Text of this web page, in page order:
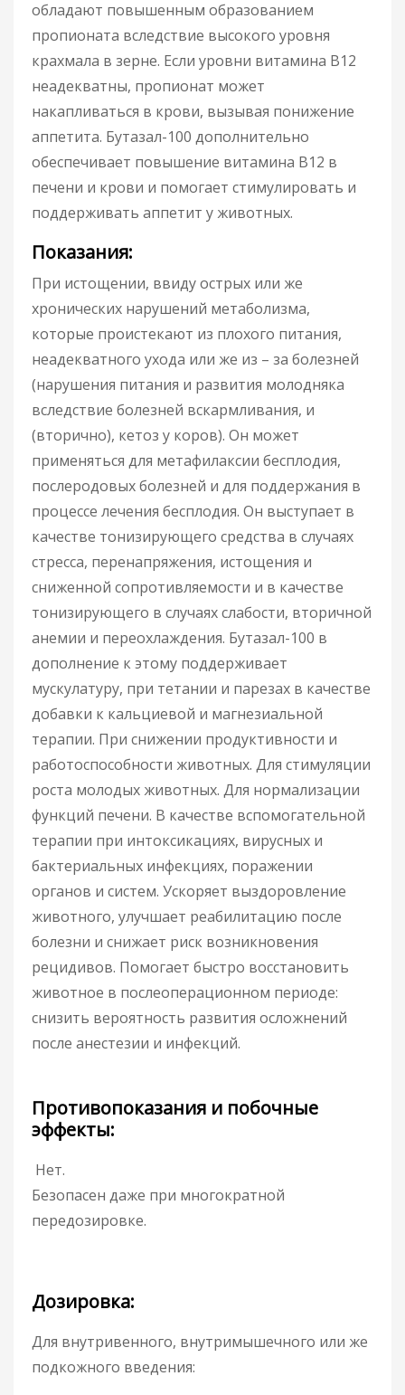
обладают повышенным образованием
пропионата вследствие высокого уровня
крахмала в зерне. Если уровни витамина B12
неадекватны, пропионат может
накапливаться в крови, вызывая понижение
аппетита. Бутазал-100 дополнительно
обеспечивает повышение витамина B12 в
печени и крови и помогает стимулировать и
поддерживать аппетит у животных.
Показания:
При истощении, ввиду острых или же
хронических нарушений метаболизма,
которые проистекают из плохого питания,
неадекватного ухода или же из – за болезней
(нарушения питания и развития молодняка
вследствие болезней вскармливания, и
(вторично), кетоз у коров). Он может
применяться для метафилаксии бесплодия,
послеродовых болезней и для поддержания в
процессе лечения бесплодия. Он выступает в
качестве тонизирующего средства в случаях
стресса, перенапряжения, истощения и
сниженной сопротивляемости и в качестве
тонизирующего в случаях слабости, вторичной
анемии и переохлаждения. Бутазал-100 в
дополнение к этому поддерживает
мускулатуру, при тетании и парезах в качестве
добавки к кальциевой и магнезиальной
терапии. При снижении продуктивности и
работоспособности животных. Для стимуляции
роста молодых животных. Для нормализации
функций печени. В качестве вспомогательной
терапии при интоксикациях, вирусных и
бактериальных инфекциях, поражении
органов и систем. Ускоряет выздоровление
животного, улучшает реабилитацию после
болезни и снижает риск возникновения
рецидивов. Помогает быстро восстановить
животное в послеоперационном периоде:
снизить вероятность развития осложнений
после анестезии и инфекций.
Противопоказания и побочные
эффекты:
Нет.
Безопасен даже при многократной
передозировке.
Дозировка:
Для внутривенного, внутримышечного или же
подкожного введения: